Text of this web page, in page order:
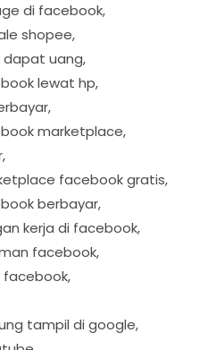
di facebook,
shopee,
dapat uang,
lewat hp,
marketplace,
facebook gratis,
berbayar,
kerja di facebook,
facebook,
facebook,
tampil di google,